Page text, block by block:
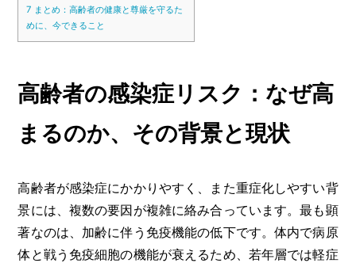
7 まとめ：高齢者の健康と尊厳を守るた
めに、今できること
高齢者の感染症リスク：なぜ高
まるのか、その背景と現状
高齢者が感染症にかかりやすく、また重症化しやすい背
景には、複数の要因が複雑に絡み合っています。最も顕
著なのは、加齢に伴う免疫機能の低下です。体内で病原
体と戦う免疫細胞の機能が衰えるため、若年層では軽症